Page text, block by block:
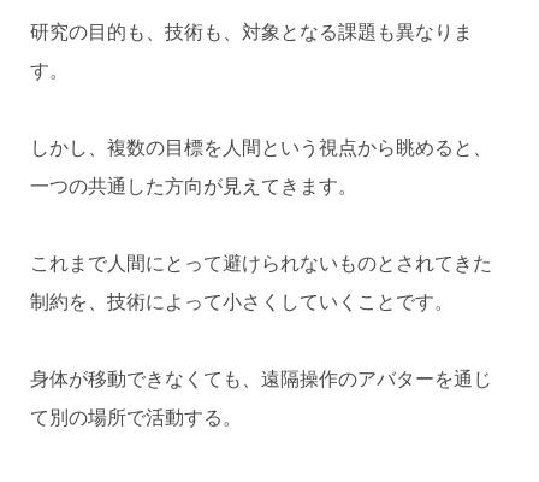
研究の目的も、技術も、対象となる課題も異なりま
す。
しかし、複数の目標を人間という視点から眺めると、
一つの共通した方向が見えてきます。
これまで人間にとって避けられないものとされてきた
制約を、技術によって小さくしていくことです。
身体が移動できなくても、遠隔操作のアバターを通じ
て別の場所で活動する。